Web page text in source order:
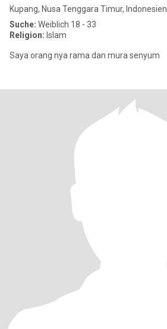
Kupang, Nusa Tenggara Timur, Indonesien
Suche: Weiblich 18 - 33
Religion: Islam
Saya orang nya rama dan mura senyum